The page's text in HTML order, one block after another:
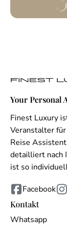
Your Personal
Finest Luxury
Veranstalter
Reise
detailliert nach
ist so
Facebook
Kontakt
Whatsapp